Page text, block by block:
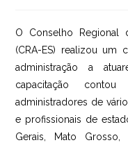
O Conselho Regional
(CRA-ES) realizou um
administração a
capacitação
administradores de
e profissionais de
Gerais, Mato